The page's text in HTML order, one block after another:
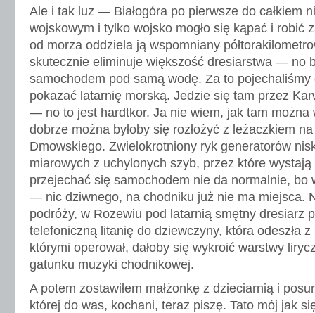
Ale i tak luz — Białogóra po pierwsze do całkiem
wojskowym i tylko wojsko mogło się kąpać i robić
od morza oddziela ją wspomniany
skutecznie eliminuje większość dresiarstwa — no
samochodem pod samą wodę. Za to
pokazać latarnię morską. Jedzie się tam przez
— no to jest hardtkor. Ja nie wiem, jak tam można
dobrze można byłoby się rozłożyć z leżaczkiem
Dmowskiego. Zwielokrotniony ryk generatorów
miarowych z uchylonych szyb, przez które wystają
przejechać się samochodem nie da normalnie, bo
— nic dziwnego, na chodniku już nie ma miejsca.
podróży, w Rozewiu pod latarnią smętny dresiarz
telefoniczną litanię do dziewczyny, która odeszła
którymi operował, dałoby się wykroić warstwy
gatunku muzyki chodnikowej.
A potem zostawiłem małżonkę z dzieciarnią i
której do was, kochani, teraz piszę. Tato mój jak